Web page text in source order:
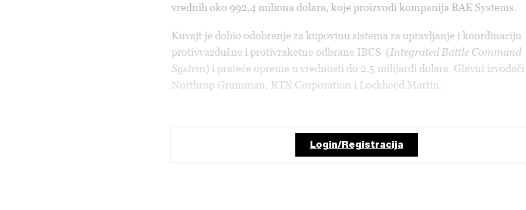
vrednih oko 992,4 miliona dolara, koje proizvodi kompanija BAE Systems.
Kuvajt je dobio odobrenje za kupovinu sistema za upravljanje i koordinaciju
protivvazdušne i protivraketne odbrane IBCS (Integrated Battle Command
System) i prateće opreme u vrednosti do 2,5 milijardi dolara. Glavni izvođači
Northrop Grumman, RTX Corporation i Lockheed Martin.
Login/Registracija